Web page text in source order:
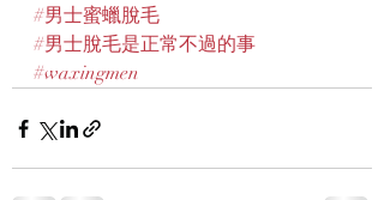
#男士蜜蠟脫毛
#男士脫毛是正常不過的事
#waxingmen